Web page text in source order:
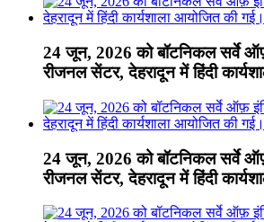
24 जून, 2026 को बॉटनिकल सर्वे ऑफ़
रीजनल सेंटर, देहरादून में हिंदी
24 जून, 2026 को बॉटनिकल सर्वे ऑफ़
रीजनल सेंटर, देहरादून में हिंदी